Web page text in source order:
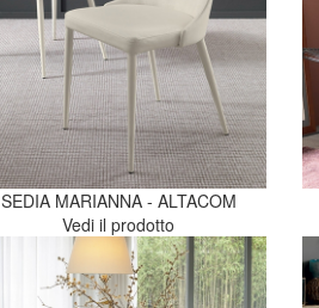
SEDIA MARIANNA - ALTACOM
Vedi il prodotto